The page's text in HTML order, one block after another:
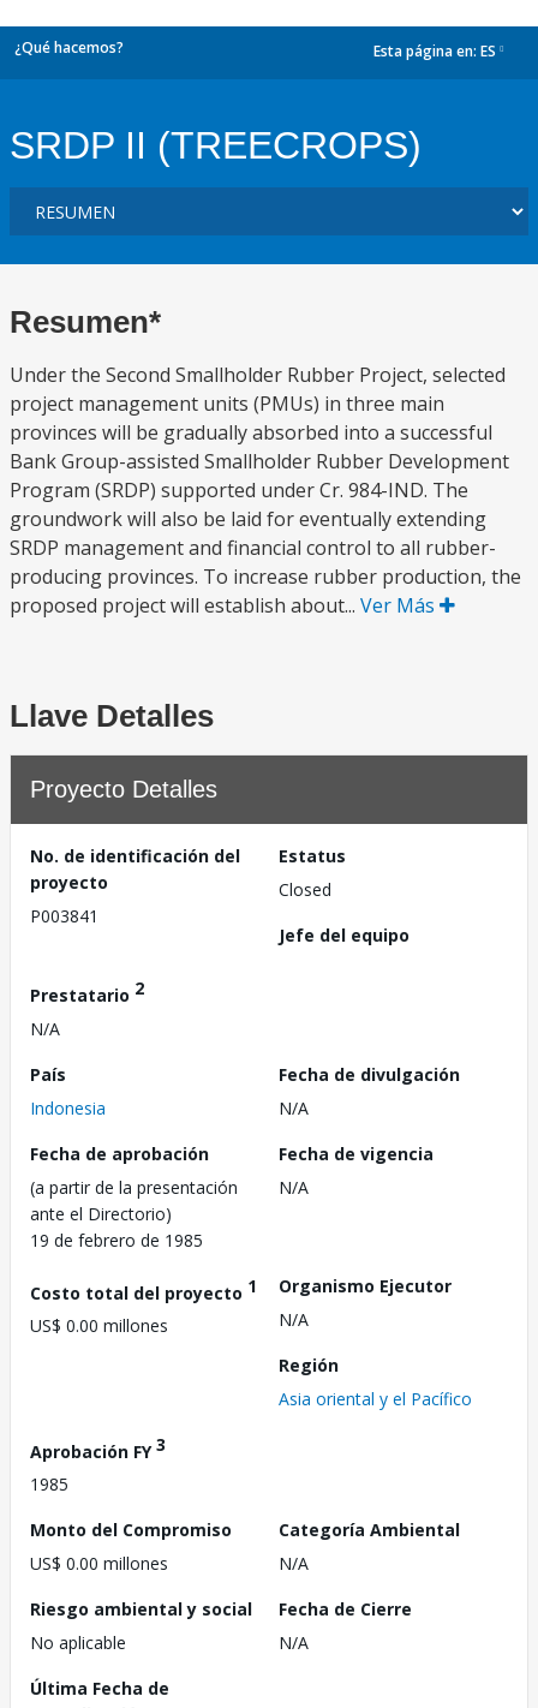
¿Qué hacemos? Esta página en: ES
SRDP II (TREECROPS)
Resumen*
Under the Second Smallholder Rubber Project, selected
project management units (PMUs) in three main
provinces will be gradually absorbed into a successful
Bank Group-assisted Smallholder Rubber Development
Program (SRDP) supported under Cr. 984-IND. The
groundwork will also be laid for eventually extending
SRDP management and financial control to all rubber-
producing provinces. To increase rubber production, the
proposed project will establish about... Ver Más
Llave Detalles
Proyecto Detalles
No. de identificación del
proyecto
P003841
Estatus
Closed
Jefe del equipo
Prestatario 2
N/A
País
Indonesia
Fecha de divulgación
N/A
Fecha de aprobación
(a partir de la presentación
ante el Directorio)
19 de febrero de 1985
Fecha de vigencia
N/A
Costo total del proyecto 1
US$ 0.00 millones
Organismo Ejecutor
N/A
Región
Asia oriental y el Pacífico
Aprobación FY3
1985
Monto del Compromiso
US$ 0.00 millones
Categoría Ambiental
N/A
Riesgo ambiental y social
No aplicable
Fecha de Cierre
N/A
Última Fecha de